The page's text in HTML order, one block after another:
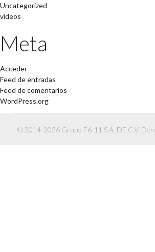
Uncategorized
videos
Meta
Acceder
Feed de entradas
Feed de comentarios
WordPress.org
© 2014-2026 Grupo F6-11 S.A. DE C.V.